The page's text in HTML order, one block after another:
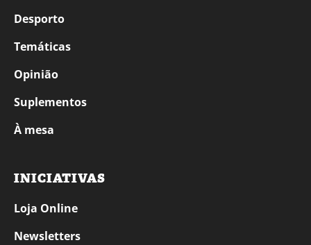
Desporto
Temáticas
Opinião
Suplementos
À mesa
INICIATIVAS
Loja Online
Newsletters